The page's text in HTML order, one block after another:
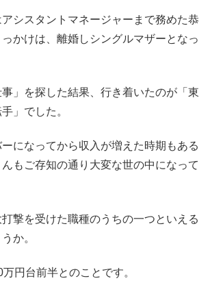
シスタントマネージャーまで務めた恭
かけは、離婚しシングルマザーとなっ
事」を探した結果、行き着いたのが「東
」でした。
になってから収入が増えた時期もある
もご存知の通り大変な世の中になって
撃を受けた職種のうちの一つといえる
か。
円台前半とのことです。